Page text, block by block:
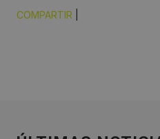
COMPARTIR